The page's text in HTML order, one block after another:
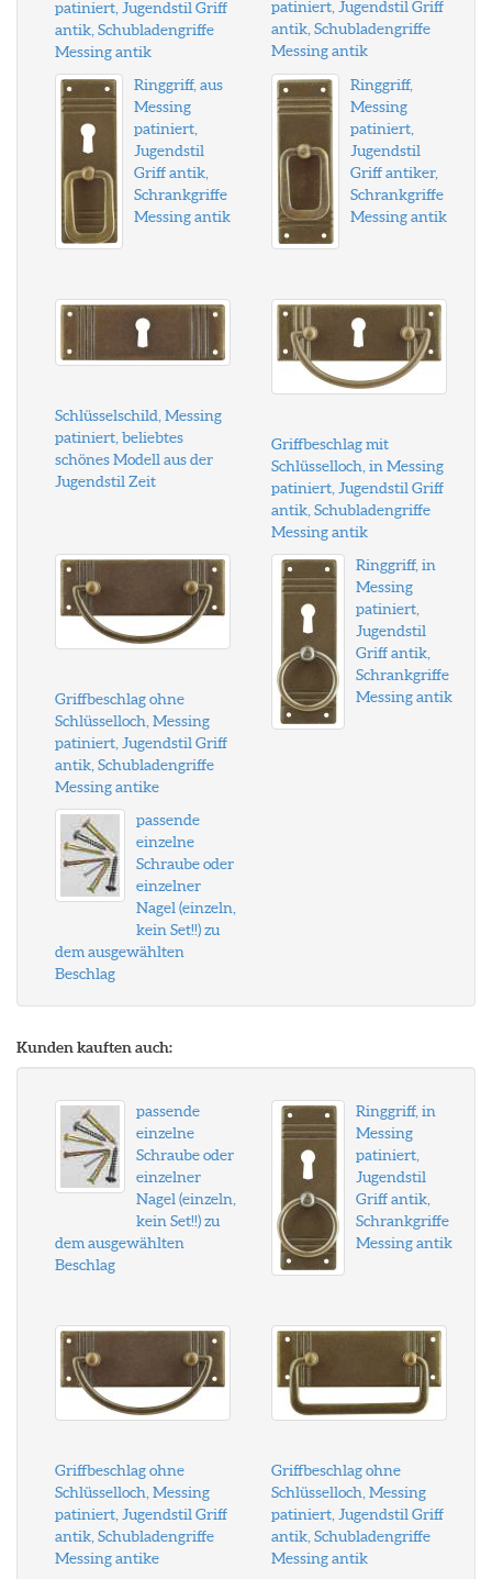
patiniert, Jugendstil Griff
antik, Schubladengriffe
Messing antik
patiniert, Jugendstil Griff
antik, Schubladengriffe
Messing antik
Ringgriff, aus
Messing
patiniert,
Jugendstil
Griff antik,
Schrankgriffe
Messing antik
Ringgriff,
Messing
patiniert,
Jugendstil
Griff antiker,
Schrankgriffe
Messing antik
Schlüsselschild, Messing
patiniert, beliebtes
schönes Modell aus der
Jugendstil Zeit
Griffbeschlag mit
Schlüsselloch, in Messing
patiniert, Jugendstil Griff
antik, Schubladengriffe
Messing antik
Griffbeschlag ohne
Schlüsselloch, Messing
patiniert, Jugendstil Griff
antik, Schubladengriffe
Messing antike
Ringgriff, in
Messing
patiniert,
Jugendstil
Griff antik,
Schrankgriffe
Messing antik
passende
einzelne
Schraube oder
einzelner
Nagel (einzeln,
kein Set!!) zu
dem ausgewählten
Beschlag
Kunden kauften auch:
passende
einzelne
Schraube oder
einzelner
Nagel (einzeln,
kein Set!!) zu
dem ausgewählten
Beschlag
Ringgriff, in
Messing
patiniert,
Jugendstil
Griff antik,
Schrankgriffe
Messing antik
Griffbeschlag ohne
Schlüsselloch, Messing
patiniert, Jugendstil Griff
antik, Schubladengriffe
Messing antike
Griffbeschlag ohne
Schlüsselloch, Messing
patiniert, Jugendstil Griff
antik, Schubladengriffe
Messing antik